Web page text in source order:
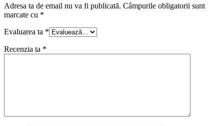
Adresa ta de email nu va fi publicată. Câmpurile obligatorii sunt
marcate cu *
Evaluarea ta *
Recenzia ta *